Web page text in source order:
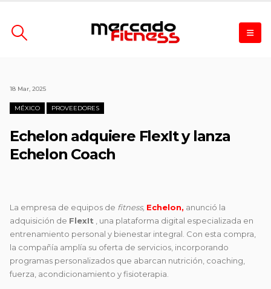
18 Mar, 2025
MÉXICO PROVEEDORES
Echelon adquiere FlexIt y lanza
Echelon Coach
La empresa de equipos de fitness, Echelon, anunció la
adquisición de FlexIt , una plataforma digital especializada en
entrenamiento personal y bienestar integral. Con esta compra,
la compañía amplía su oferta de servicios, incorporando
programas personalizados que abarcan nutrición, coaching,
fuerza, acondicionamiento y fisioterapia.